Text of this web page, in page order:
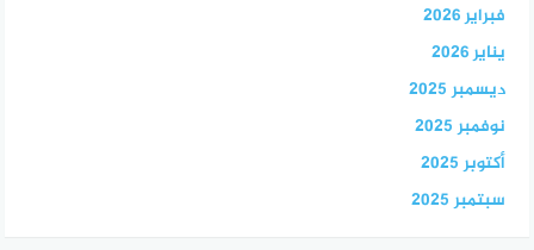
فبراير 2026
يناير 2026
ديسمبر 2025
نوفمبر 2025
أكتوبر 2025
سبتمبر 2025